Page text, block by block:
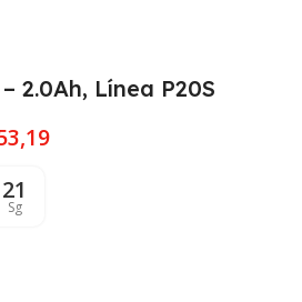
2.0Ah, Línea P20S
21
Sg